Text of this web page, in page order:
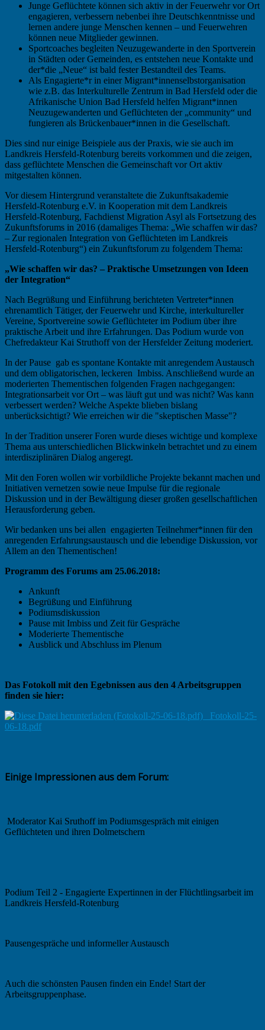
Junge Geflüchtete können sich aktiv in der Feuerwehr vor Ort
engagieren, verbessern nebenbei ihre Deutschkenntnisse und
lernen andere junge Menschen kennen – und Feuerwehren
können neue Mitglieder gewinnen.
Sportcoaches begleiten Neuzugewanderte in den Sportverein
in Städten oder Gemeinden, es entstehen neue Kontakte und
der*die „Neue“ ist bald fester Bestandteil des Teams.
Als Engagierte*r in einer Migrant*innenselbstorganisation
wie z.B. das Interkulturelle Zentrum in Bad Hersfeld oder die
Afrikanische Union Bad Hersfeld helfen Migrant*innen
Neuzugewanderten und Geflüchteten der „community“ und
fungieren als Brückenbauer*innen in die Gesellschaft.
Dies sind nur einige Beispiele aus der Praxis, wie sie auch im
Landkreis Hersfeld-Rotenburg bereits vorkommen und die zeigen,
dass geflüchtete Menschen die Gemeinschaft vor Ort aktiv
mitgestalten können.
Vor diesem Hintergrund veranstaltete die Zukunftsakademie
Hersfeld-Rotenburg e.V. in Kooperation mit dem Landkreis
Hersfeld-Rotenburg, Fachdienst Migration Asyl als Fortsetzung des
Zukunftsforums in 2016 (damaliges Thema: „Wie schaffen wir das?
– Zur regionalen Integration von Geflüchteten im Landkreis
Hersfeld-Rotenburg“) ein Zukunftsforum zu folgendem Thema:
„Wie schaffen wir das? – Praktische Umsetzungen von Ideen
der Integration“
Nach Begrüßung und Einführung berichteten Vertreter*innen
ehrenamtlich Tätiger, der Feuerwehr und Kirche, interkultureller
Vereine, Sportvereine sowie Geflüchteter im Podium über ihre
praktische Arbeit und ihre Erfahrungen. Das Podium wurde von
Chefredakteur Kai Struthoff von der Hersfelder Zeitung moderiert.
In der Pause gab es spontane Kontakte mit anregendem Austausch
und dem obligatorischen, leckeren Imbiss. Anschließend wurde an
moderierten Thementischen folgenden Fragen nachgegangen:
Integrationsarbeit vor Ort – was läuft gut und was nicht? Was kann
verbessert werden? Welche Aspekte blieben bislang
unberücksichtigt? Wie erreichen wir die "skeptischen Masse"?
In der Tradition unserer Foren wurde dieses wichtige und komplexe
Thema aus unterschiedlichen Blickwinkeln betrachtet und zu einem
interdisziplinären Dialog angeregt.
Mit den Foren wollen wir vorbildliche Projekte bekannt machen und
Initiativen vernetzen sowie neue Impulse für die regionale
Diskussion und in der Bewältigung dieser großen gesellschaftlichen
Herausforderung geben.
Wir bedanken uns bei allen engagierten Teilnehmer*innen für den
anregenden Erfahrungsaustausch und die lebendige Diskussion, vor
Allem an den Thementischen!
Programm des Forums am 25.06.2018:
Ankunft
Begrüßung und Einführung
Podiumsdiskussion
Pause mit Imbiss und Zeit für Gespräche
Moderierte Thementische
Ausblick und Abschluss im Plenum
Das Fotokoll mit den Egebnissen aus den 4 Arbeitsgruppen
finden sie hier:
Fotokoll-25-
06-18.pdf
Einige Impressionen aus dem Forum:
Moderator Kai Sruthoff im Podiumsgespräch mit einigen
Geflüchteten und ihren Dolmetschern
Podium Teil 2 - Engagierte Expertinnen in der Flüchtlingsarbeit im
Landkreis Hersfeld-Rotenburg
Pausengespräche und informeller Austausch
Auch die schönsten Pausen finden ein Ende! Start der
Arbeitsgruppenphase.